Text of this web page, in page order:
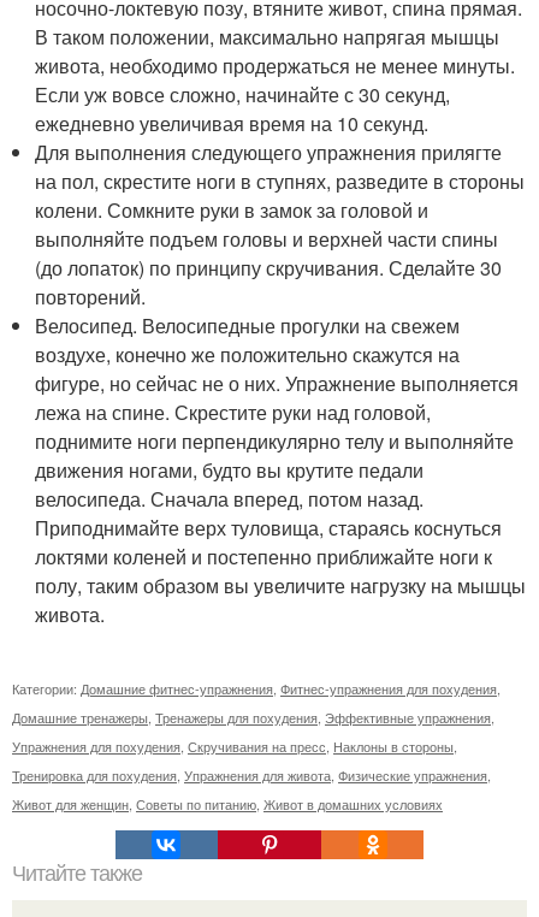
носочно-локтевую позу, втяните живот, спина прямая.
В таком положении, максимально напрягая мышцы
живота, необходимо продержаться не менее минуты.
Если уж вовсе сложно, начинайте с 30 секунд,
ежедневно увеличивая время на 10 секунд.
Для выполнения следующего упражнения прилягте
на пол, скрестите ноги в ступнях, разведите в стороны
колени. Сомкните руки в замок за головой и
выполняйте подъем головы и верхней части спины
(до лопаток) по принципу скручивания. Сделайте 30
повторений.
Велосипед. Велосипедные прогулки на свежем
воздухе, конечно же положительно скажутся на
фигуре, но сейчас не о них. Упражнение выполняется
лежа на спине. Скрестите руки над головой,
поднимите ноги перпендикулярно телу и выполняйте
движения ногами, будто вы крутите педали
велосипеда. Сначала вперед, потом назад.
Приподнимайте верх туловища, стараясь коснуться
локтями коленей и постепенно приближайте ноги к
полу, таким образом вы увеличите нагрузку на мышцы
живота.
Категории: Домашние фитнес-упражнения, Фитнес-упражнения для похудения,
Домашние тренажеры, Тренажеры для похудения, Эффективные упражнения,
Упражнения для похудения, Скручивания на пресс, Наклоны в стороны,
Тренировка для похудения, Упражнения для живота, Физические упражнения,
Живот для женщин, Советы по питанию, Живот в домашних условиях
Читайте также